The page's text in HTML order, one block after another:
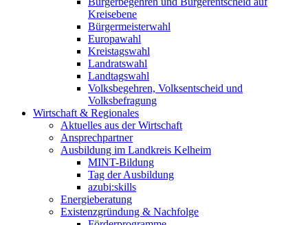
Kreisebene
Bürgermeisterwahl
Europawahl
Kreistagswahl
Landratswahl
Landtagswahl
Volksbegehren, Volksentscheid und
Volksbefragung
Wirtschaft & Regionales
Aktuelles aus der Wirtschaft
Ansprechpartner
Ausbildung im Landkreis Kelheim
MINT-Bildung
Tag der Ausbildung
azubi:skills
Energieberatung
Existenzgründung & Nachfolge